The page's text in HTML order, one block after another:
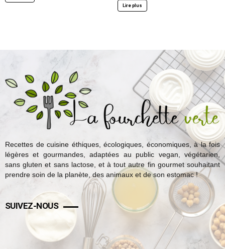
Lire plus
Recettes de cuisine éthiques, écologiques, économiques, à la fois
légères et gourmandes, adaptées au public vegan, végétarien,
sans gluten et sans lactose, et à tout autre fin gourmet souhaitant
prendre soin de la planète, des animaux et de son estomac !
SUIVEZ-NOUS